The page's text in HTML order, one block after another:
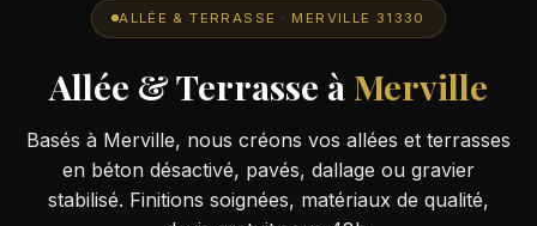
ALLÉE & TERRASSE · MERVILLE 31330
Allée & Terrasse à Merville
Basés à Merville, nous créons vos allées et terrasses
en béton désactivé, pavés, dallage ou gravier
stabilisé. Finitions soignées, matériaux de qualité,